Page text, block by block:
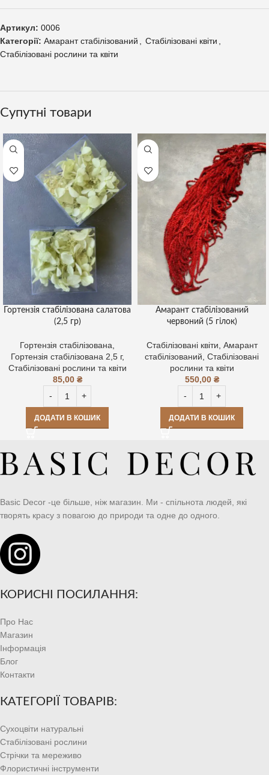
Артикул: 0006
Категорії: Амарант стабілізований Стабілізовані квіти
Стабілізовані рослини та квіти
Супутні товари
Гортензія стабілізована салатова
(2,5 гр)
Гортензія стабілізована
Гортензія стабілізована 2,5 г,
Стабілізовані рослини та квіти
85,00 ₴
ДОДАТИ В КОШИК
Амарант стабілізований
червоний (5 гілок)
Стабілізовані квіти Амарант
стабілізований Стабілізовані
рослини та квіти
550,00 ₴
ДОДАТИ В КОШИК
Basic Decor -це більше, ніж магазин. Ми - спільнота людей, які
творять красу з повагою до природи та одне до одного.
КОРИСНІ ПОСИЛАННЯ:
Про Нас
Магазин
Інформація
Блог
Контакти
КАТЕГОРІЇ ТОВАРІВ:
Сухоцвіти натуральні
Стабілізовані рослини
Стрічки та мереживо
Флористичні інструменти